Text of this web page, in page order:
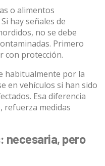
o alimentos
hay señales de
no se debe
. Primero
con protección.
habitualmente por la
en vehículos si han sido
. Esa diferencia
refuerza medidas
necesaria, pero